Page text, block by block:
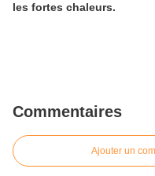
les fortes chaleurs.
Commentaires
Ajouter un